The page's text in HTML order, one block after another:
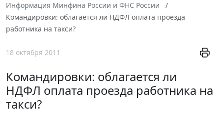
Информация Минфина России и ФНС России
Командировки: облагается ли НДФЛ оплата проезда
работника на такси?
18 октября 2011
Командировки: облагается ли
НДФЛ оплата проезда работника на
такси?